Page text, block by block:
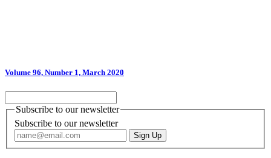
Volume 96, Number 1, March 2020
Subscribe to our newsletter
Subscribe to our newsletter